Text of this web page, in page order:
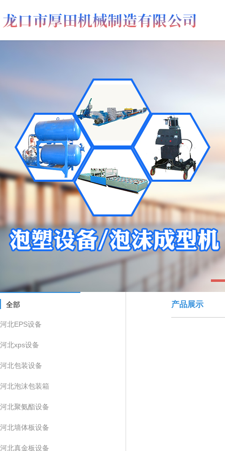
全部
河北EPS设备
河北xps设备
河北包装设备
河北泡沫包装箱
河北聚氨酯设备
河北墙体板设备
河北真金板设备
产品展示